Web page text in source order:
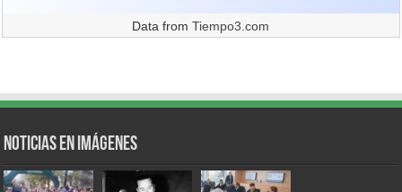
Data fromTiempo3.com
Noticias en Imágenes